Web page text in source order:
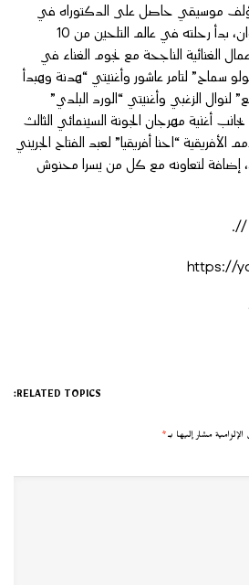
موسيقي حاصل على الدكتوراه في
التربية الموسيقية بجامعة حلوان، بدأ رحلته في عالم التلحين من 10
الغنائية الناجحة مع نجوم الغناء في
سماح” لتامر عاشور وأغنيتي “هدنة وهبدأ
لأنغام و”100 وجع” لنوال الزغبي وأغنيتي “الورد البلدي”
أغنية مهرجان الجونة السينمائي الثالث
“احنا أفريقيا” لعبد الفتاح الجريني
إضافة لتعاونه مع كل من يسرا محنوش
//.
https://
RELATED TOPICS:
الإلزامية مشار إليها بـ*